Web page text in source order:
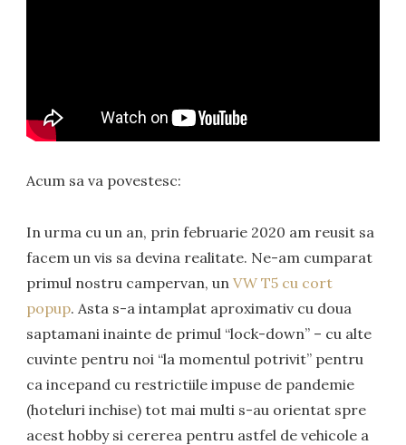
Acum sa va povestesc:
In urma cu un an, prin februarie 2020 am reusit sa
facem un vis sa devina realitate. Ne-am cumparat
primul nostru campervan, unVW T5 cu cort
popup. Asta s-a intamplat aproximativ cu doua
saptamani inainte de primul “lock-down” – cu alte
cuvinte pentru noi “la momentul potrivit” pentru
ca incepand cu restrictiile impuse de pandemie
(hoteluri inchise) tot mai multi s-au orientat spre
acest hobby si cererea pentru astfel de vehicole a